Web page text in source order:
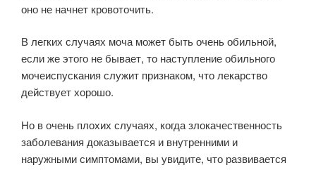
оно не начнет кровоточить.
В легких случаях моча может быть очень обильной,
если же этого не бывает, то наступление обильного
мочеиспускания служит признаком, что лекарство
действует хорошо.
Но в очень плохих случаях, когда злокачественность
заболевания доказывается и внутренними и
наружными симптомами, вы увидите, что развивается